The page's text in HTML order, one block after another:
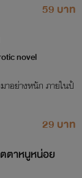
59 บาท
novel
าอย่างหนัก ภายในป้
29 บาท
ตาหนูหน่อย